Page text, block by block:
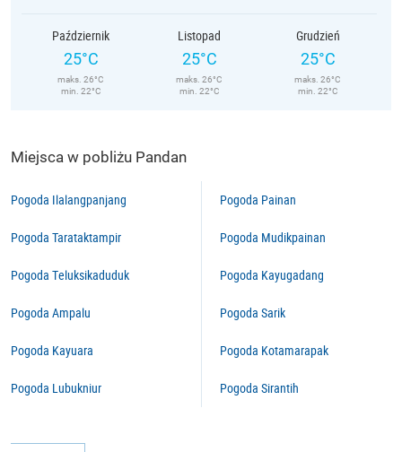
Październik
25°C
maks. 26°C
min. 22°C
Listopad
25°C
maks. 26°C
min. 22°C
Grudzień
25°C
maks. 26°C
min. 22°C
Miejsca w pobliżu Pandan
Pogoda Ilalangpanjang
Pogoda Tarataktampir
Pogoda Teluksikaduduk
Pogoda Ampalu
Pogoda Kayuara
Pogoda Lubukniur
Pogoda Painan
Pogoda Mudikpainan
Pogoda Kayugadang
Pogoda Sarik
Pogoda Kotamarapak
Pogoda Sirantih